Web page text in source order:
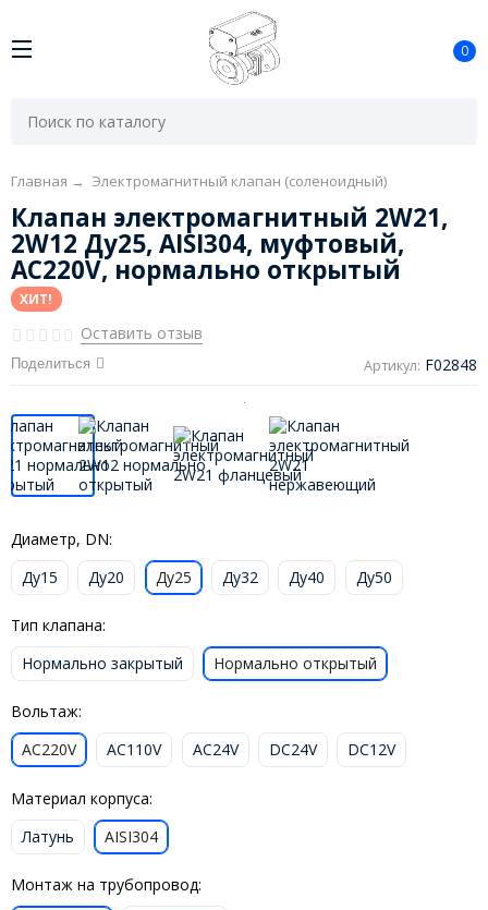
0
Главная → Электромагнитный клапан (соленоидный)
Клапан электромагнитный 2W21,
2W12 Ду25, AISI304, муфтовый,
AC220V, нормально открытый
ХИТ!
Оставить отзыв
Поделиться Артикул: F02848
Диаметр, DN:
Ду15
Ду20 Ду25 Ду32 Ду40 Ду50
Тип клапана:
Нормально закрытый
Нормально открытый
Вольтаж:
AC220V
AC110V AC24V DC24V DC12V
Материал корпуса:
Латунь
AISI304
Монтаж на трубопровод: